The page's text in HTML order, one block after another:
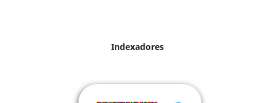
Indexadores